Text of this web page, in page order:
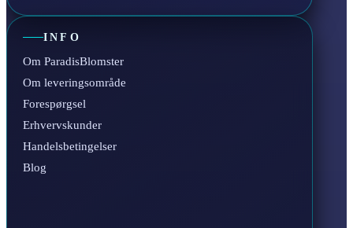
INFO
Om ParadisBlomster
Om leveringsområde
Forespørgsel
Erhvervskunder
Handelsbetingelser
Blog